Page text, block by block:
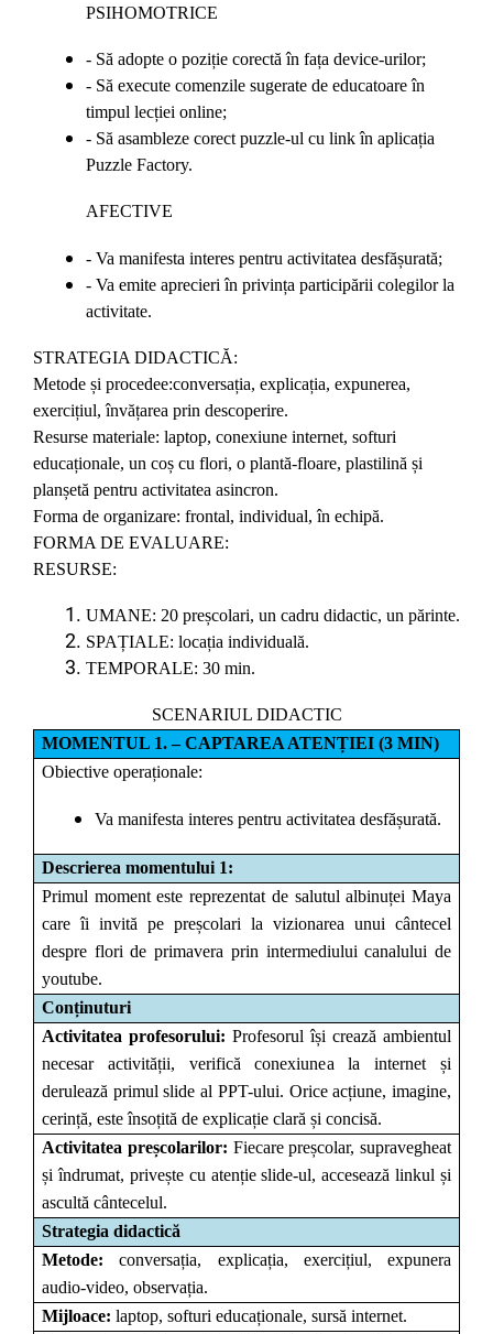
PSIHOMOTRICE
- Să adopte o poziție corectă în fața device-urilor;
- Să execute comenzile sugerate de educatoare în
timpul lecției online;
- Să asambleze corect puzzle-ul cu link în aplicația
Puzzle Factory.
AFECTIVE
- Va manifesta interes pentru activitatea desfășurată;
- Va emite aprecieri în privința participării colegilor la
activitate.
STRATEGIA DIDACTICĂ:
Metode și procedee:conversația, explicația, expunerea,
exercițiul, învățarea prin descoperire.
Resurse materiale: laptop, conexiune internet, softuri
educaționale, un coș cu flori, o plantă-floare, plastilină și
planșetă pentru activitatea asincron.
Forma de organizare: frontal, individual, în echipă.
FORMA DE EVALUARE:
RESURSE:
UMANE: 20 preșcolari, un cadru didactic, un părinte.
SPAȚIALE: locația individuală.
TEMPORALE: 30 min.
SCENARIUL DIDACTIC
MOMENTUL 1. – CAPTAREA ATENȚIEI (3 MIN)
Obiective operaționale:
Va manifesta interes pentru activitatea desfășurată.
Descrierea momentului 1:
Primul moment este reprezentat de salutul albinuței Maya
care îi invită pe preșcolari la vizionarea unui cântecel
despre flori de primavera prin intermediului canalului de
youtube.
Conținuturi
Activitatea profesorului: Profesorul își crează ambientul
necesar activității, verifică conexiunea la internet și
derulează primul slide al PPT-ului. Orice acțiune, imagine,
cerință, este însoțită de explicație clară și concisă.
Activitatea preșcolarilor: Fiecare preșcolar, supravegheat
și îndrumat, privește cu atenție slide-ul, accesează linkul și
ascultă cântecelul.
Strategia didactică
Metode: conversația, explicația, exercițiul, expunera
audio-video, observația.
Mijloace: laptop, softuri educaționale, sursă internet.